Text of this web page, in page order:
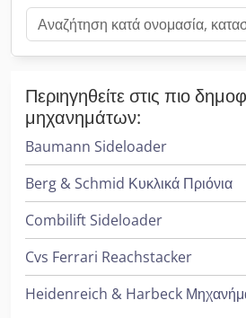
Περιηγηθείτε στις πιο
μηχανημάτων:
Baumann Sideloader
Berg & Schmid Κυκλικά Πριόνια
Combilift Sideloader
Cvs Ferrari Reachstacker